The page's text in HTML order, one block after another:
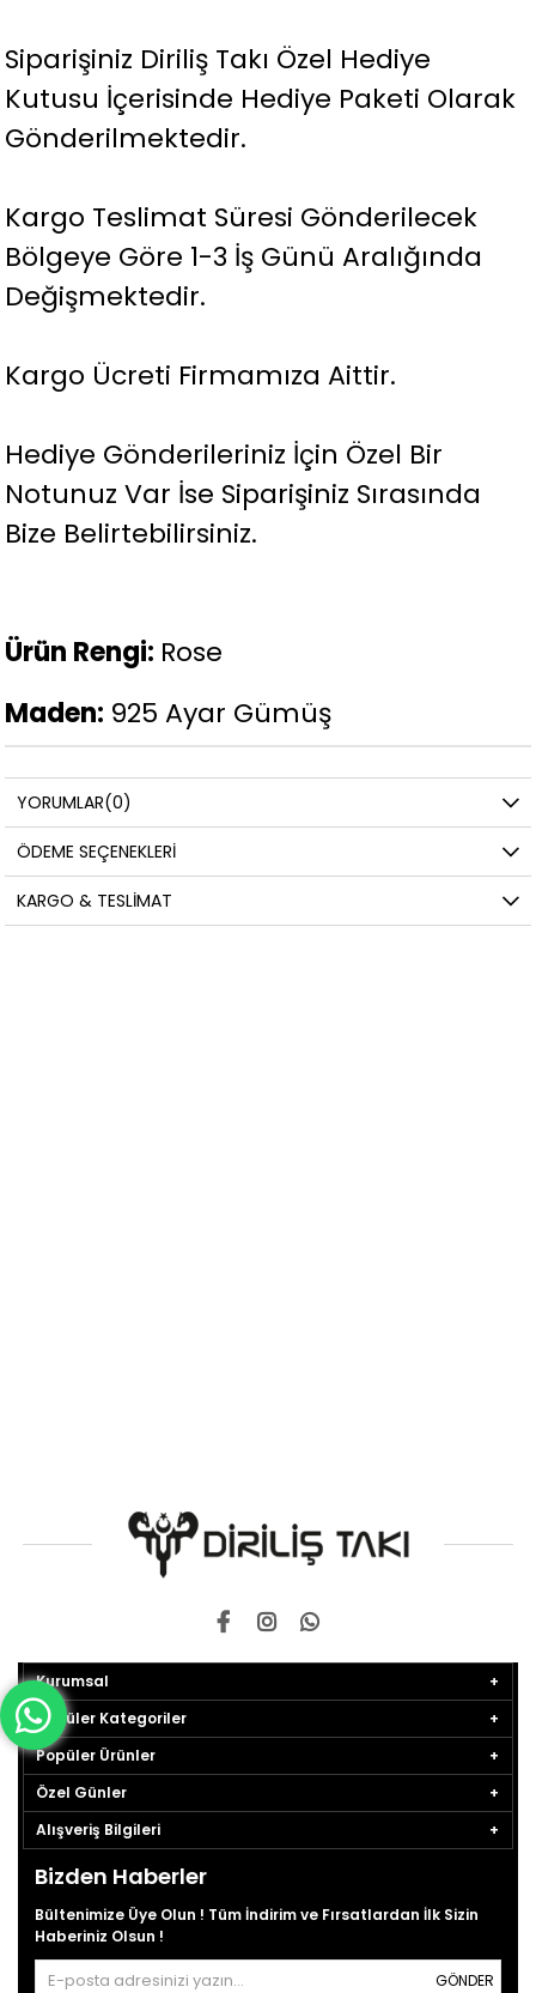
Siparişiniz Diriliş Takı Özel Hediye
Kutusu İçerisinde Hediye Paketi Olarak
Gönderilmektedir.
Kargo Teslimat Süresi Gönderilecek
Bölgeye Göre 1-3 İş Günü Aralığında
Değişmektedir.
Kargo Ücreti Firmamıza Aittir.
Hediye Gönderileriniz İçin Özel Bir
Notunuz Var İse Siparişiniz Sırasında
Bize Belirtebilirsiniz.
Ürün Rengi: Rose
Maden: 925 Ayar Gümüş
YORUMLAR(0)
ÖDEME SEÇENEKLERI
KARGO & TESLIMAT
Kurumsal
Popüler Kategoriler
Popüler Ürünler
Özel Günler
Alışveriş Bilgileri
Bizden Haberler
Bültenimize Üye Olun ! Tüm İndirim ve Fırsatlardan İlk Sizin
Haberiniz Olsun !
GÖNDER